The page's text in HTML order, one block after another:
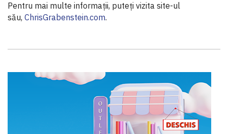
Pentru mai multe informații, puteți vizita site-ul
său, ChrisGrabenstein.com.